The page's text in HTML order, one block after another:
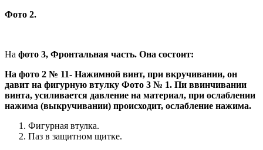
Фото 2.
На фото 3, Фронтальная часть. Она состоит:
На фото 2 № 11- Нажимной винт, при вкручивании, он
давит на фигурную втулку Фото 3 № 1. Пи ввинчивании
винта, усиливается давление на материал, при ослаблении
нажима (выкручивании) происходит, ослабление нажима.
Фигурная втулка.
Паз в защитном щитке.